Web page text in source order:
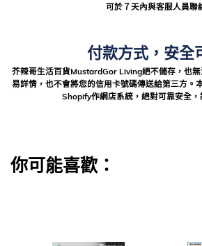
可於７天內與客服人員聯
付款方式，安全
芥辣哥生活百貨MustardGor Living絕不儲存，也
易詳情，也不會將您的信用卡號碼傳送給第三方。
Shopify作網店系統，絕對可靠安全，
你可能喜歡：